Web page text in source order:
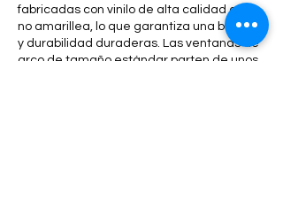
fabricadas con vinilo de alta calidad que
no amarillea, lo que garantiza una belleza
y durabilidad duraderas. Las ventanas de
arco de tamaño estándar parten de unos